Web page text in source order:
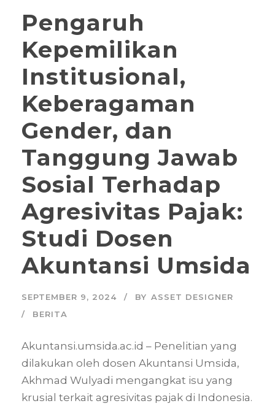
Pengaruh
Kepemilikan
Institusional,
Keberagaman
Gender, dan
Tanggung Jawab
Sosial Terhadap
Agresivitas Pajak:
Studi Dosen
Akuntansi Umsida
SEPTEMBER 9, 2024 BY ASSET DESIGNER
BERITA
Akuntansi.umsida.ac.id – Penelitian yang
dilakukan oleh dosen Akuntansi Umsida,
Akhmad Wulyadi mengangkat isu yang
krusial terkait agresivitas pajak di Indonesia.